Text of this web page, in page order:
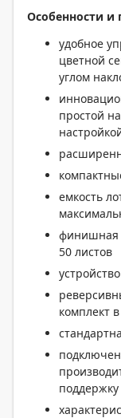
Особенности и
удобное
цветной
углом
простой
емкость
финишная
50 листов
комплект
поддержку